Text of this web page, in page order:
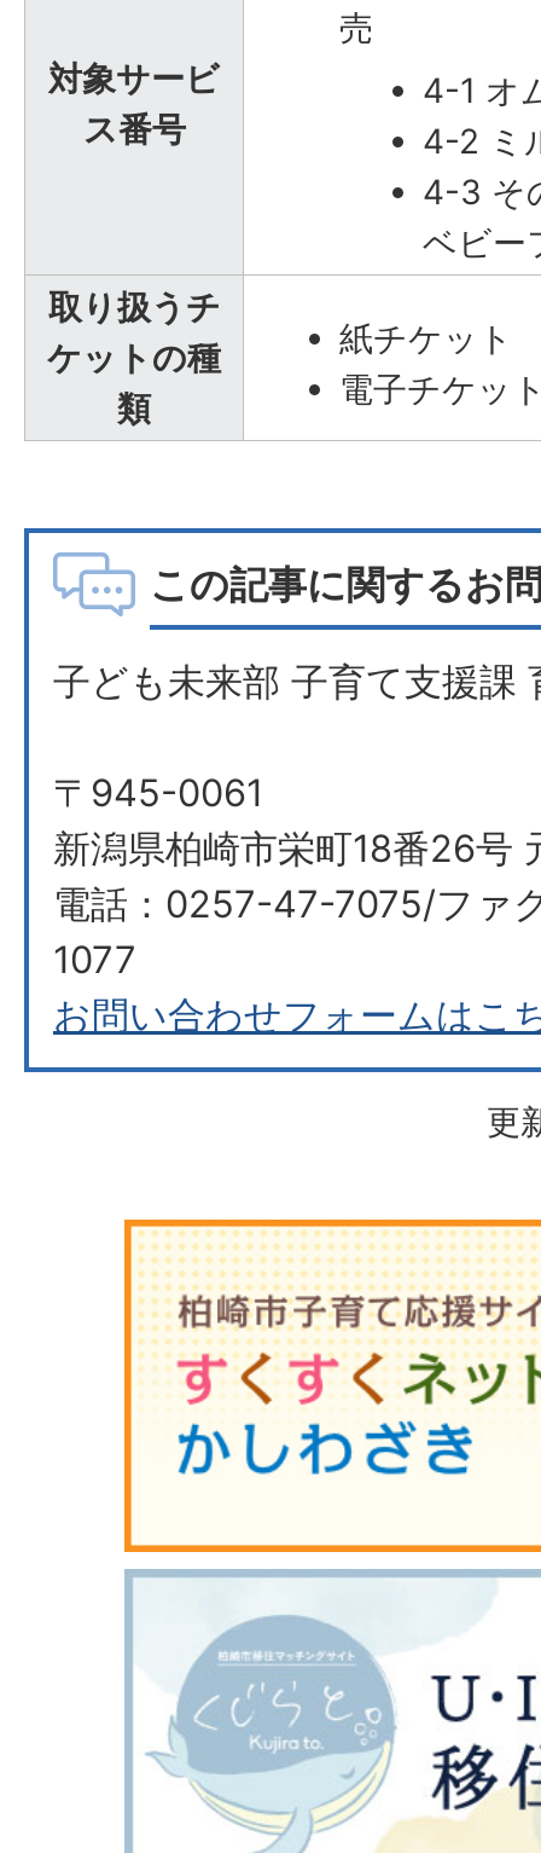
対象サービ
ス番号
売
4-1 オ
4-2 ミ
4-3 そ
ベビー
取り扱うチ
ケットの種
類
紙チケット
電子チケッ
この記事に関するお
子ども未来部 子育て支援課
〒945-0061
新潟県柏崎市栄町18番26号
電話：0257-47-7075/ファ
1077
お問い合わせフォームはこ
更